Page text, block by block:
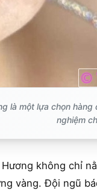
là một lựa chọn
nghiệm
không chỉ
vàng. Đội ngũ